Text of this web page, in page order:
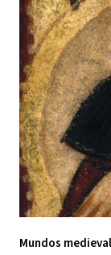
Mundos